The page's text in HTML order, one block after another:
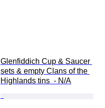
Glenfiddich Cup & Saucer
sets & empty Clans of the
Highlands tins  - N/A